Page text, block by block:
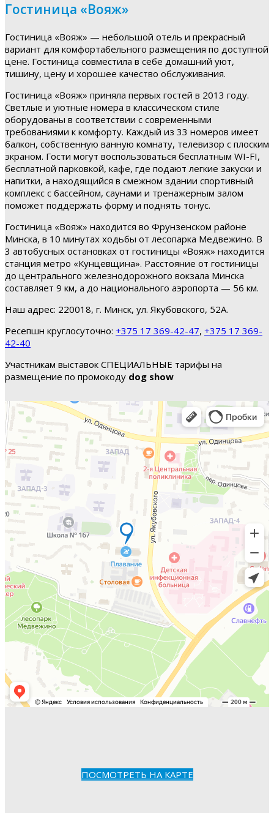
Гостиница «Вояж»
Гостиница «Вояж» — небольшой отель и прекрасный
вариант для комфортабельного размещения по доступной
цене. Гостиница совместила в себе домашний уют,
тишину, цену и хорошее качество обслуживания.
Гостиница «Вояж» приняла первых гостей в 2013 году.
Светлые и уютные номера в классическом стиле
оборудованы в соответствии с современными
требованиями к комфорту. Каждый из 33 номеров имеет
балкон, собственную ванную комнату, телевизор с плоским
экраном. Гости могут воспользоваться бесплатным WI-FI,
бесплатной парковкой, кафе, где подают легкие закуски и
напитки, а находящийся в смежном здании спортивный
комплекс с бассейном, саунами и тренажерным залом
поможет поддержать форму и поднять тонус.
Гостиница «Вояж» находится во Фрунзенском районе
Минска, в 10 минутах ходьбы от лесопарка Медвежино. В
3 автобусных остановках от гостиницы «Вояж» находится
станция метро «Кунцевщина». Расстояние от гостиницы
до центрального железнодорожного вокзала Минска
составляет 9 км, а до национального аэропорта — 56 км.
Наш адрес: 220018, г. Минск, ул. Якубовского, 52А.
Ресепшн круглосуточно: +375 17 369-42-47, +375 17 369-
42-40
Участникам выставок СПЕЦИАЛЬНЫЕ тарифы на
размещение по промокоду dog show
ПОСМОТРЕТЬ НА КАРТЕ